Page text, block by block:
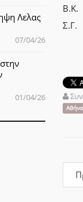
Β.Κ.
Σ.Γ.
Αθήνα
Λελας
07/04/26
01/04/26